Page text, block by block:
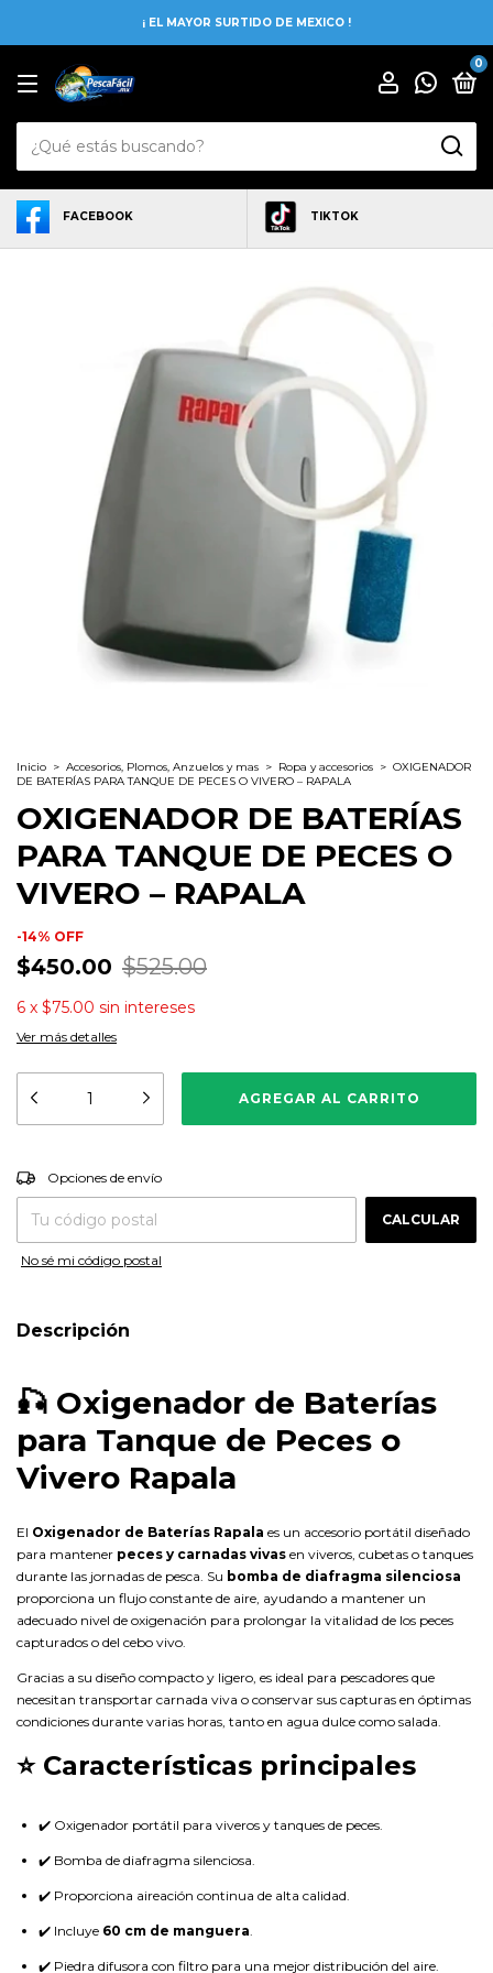
¡ EL MAYOR SURTIDO DE MEXICO !
0
FACEBOOK TIKTOK
Inicio > Accesorios, Plomos, Anzuelos y mas > Ropa y accesorios > OXIGENADOR
DE BATERÍAS PARA TANQUE DE PECES O VIVERO – RAPALA
OXIGENADOR DE BATERÍAS
PARA TANQUE DE PECES O
VIVERO – RAPALA
-14% OFF
$450.00 $525.00
6 x $75.00 sin intereses
Ver más detalles
Entregas para el CP:
Opciones de envío
CALCULAR
No sé mi código postal
Descripción
🎣 Oxigenador de Baterías
para Tanque de Peces o
Vivero Rapala
El Oxigenador de Baterías Rapala es un accesorio portátil diseñado
para mantener peces y carnadas vivas en viveros, cubetas o tanques
durante las jornadas de pesca. Su bomba de diafragma silenciosa
proporciona un flujo constante de aire, ayudando a mantener un
adecuado nivel de oxigenación para prolongar la vitalidad de los peces
capturados o del cebo vivo.
Gracias a su diseño compacto y ligero, es ideal para pescadores que
necesitan transportar carnada viva o conservar sus capturas en óptimas
condiciones durante varias horas, tanto en agua dulce como salada.
⭐ Características principales
✔️ Oxigenador portátil para viveros y tanques de peces.
✔️ Bomba de diafragma silenciosa.
✔️ Proporciona aireación continua de alta calidad.
✔️ Incluye 60 cm de manguera.
✔️ Piedra difusora con filtro para una mejor distribución del aire.